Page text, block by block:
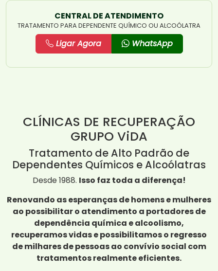
CENTRAL DE ATENDIMENTO
TRATAMENTO PARA DEPENDENTE QUÍMICO OU ALCOÓLATRA
Ligar Agora WhatsApp
CLÍNICAS DE RECUPERAÇÃO
GRUPO ViDA
Tratamento de Alto Padrão de
Dependentes Químicos e Alcoólatras
Desde 1988. Isso faz toda a diferença!
Renovando as esperanças de homens e mulheres
ao possibilitar o atendimento a portadores de
dependência química e alcoolismo,
recuperamos vidas e possibilitamos o regresso
de milhares de pessoas ao convívio social com
tratamentos realmente eficientes.